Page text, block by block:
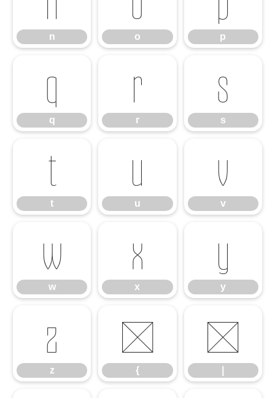
n o p
q
q
r
r
s
s
t
t
u
u
v
v
w
w
x
x
y
y
z
z
{
{
|